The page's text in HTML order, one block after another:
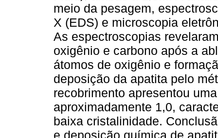
meio da pesagem,
X (EDS) e microscopia
As espectroscopias
oxigênio e carbono após a
átomos de oxigênio e
deposição da apatita pelo
recobrimento apresentou
aproximadamente 1,0,
baixa cristalinidade.
e deposição química de